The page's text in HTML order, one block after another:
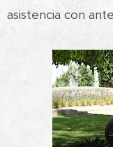
asistencia con